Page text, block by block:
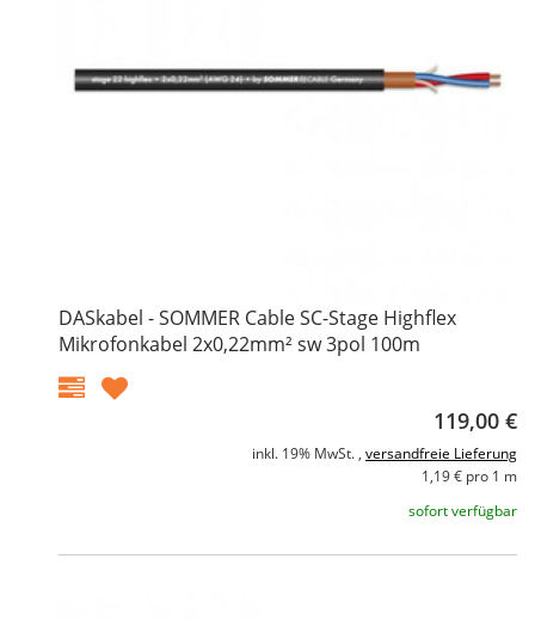
DASkabel - SOMMER Cable SC-Stage Highflex
Mikrofonkabel 2x0,22mm² sw 3pol 100m
119,00 €
inkl. 19% MwSt. , versandfreie Lieferung
1,19 € pro 1 m
sofort verfügbar